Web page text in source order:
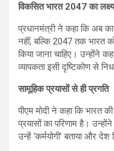
विकसित भारत 2047का लक्ष्य
प्रधानमंत्री ने कहा कि अब
नहीं, बल्कि 2047 तक भारत
किया जाना चाहिए। उन्होंने
व्यापकता इसी दृष्टिकोण से
सामूहिक प्रयासों से ही प्रगति
पीएम मोदी ने कहा कि भारत
प्रयासों का परिणाम है।
उन्हें ‘कर्मयोगी’ बताया और देश